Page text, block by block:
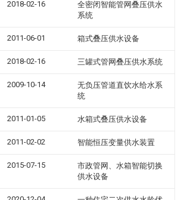
2018-02-16
全密闭智能管网叠压供水
系统
2011-06-01 箱式叠压供水设备
2018-02-16 三罐式管网叠压供水系统
2009-10-14
无负压管道直饮水给水系
统
2011-01-05 水箱式叠压供水设备
2011-02-02 智能恒压变量供水装置
2015-07-15
市政管网、水箱智能切换
供水设备